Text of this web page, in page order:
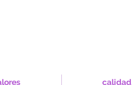
calidad